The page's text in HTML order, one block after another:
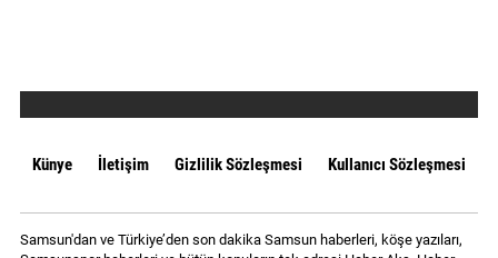
Künye İletişim Gizlilik Sözleşmesi Kullanıcı Sözleşmesi
Samsun'dan ve Türkiye’den son dakika Samsun haberleri, köşe yazıları,